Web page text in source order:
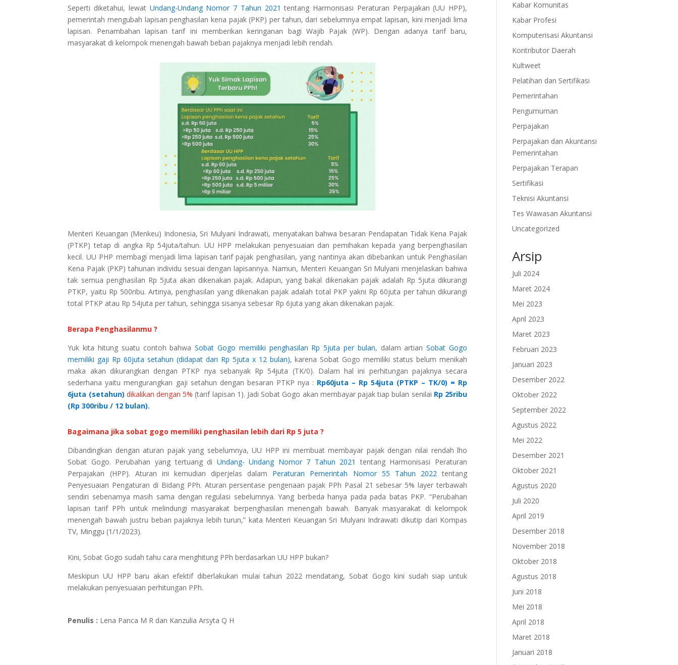
Seperti diketahui, lewat Undang-Undang Nomor 7 Tahun 2021 tentang Harmonisasi Peraturan Perpajakan (UU HPP),
pemerintah mengubah lapisan penghasilan kena pajak (PKP) per tahun, dari sebelumnya empat lapisan, kini menjadi lima
lapisan. Penambahan lapisan tarif ini memberikan keringanan bagi Wajib Pajak (WP). Dengan adanya tarif baru,
masyarakat di kelompok menengah bawah beban pajaknya menjadi lebih rendah.
Menteri Keuangan (Menkeu) Indonesia, Sri Mulyani Indrawati, menyatakan bahwa besaran Pendapatan Tidak Kena Pajak
(PTKP) tetap di angka Rp 54juta/tahun. UU HPP melakukan penyesuaian dan pemihakan kepada yang berpenghasilan
kecil. UU PHP membagi menjadi lima lapisan tarif pajak penghasilan, yang nantinya akan dibebankan untuk Penghasilan
Kena Pajak (PKP) tahunan individu sesuai dengan lapisannya. Namun, Menteri Keuangan Sri Mulyani menjelaskan bahwa
tak semua penghasilan Rp 5juta akan dikenakan pajak. Adapun, yang bakal dikenakan pajak adalah Rp 5juta dikurangi
PTKP, yaitu Rp 500ribu. Artinya, penghasilan yang dikenakan pajak adalah total PKP yakni Rp 60juta per tahun dikurangi
total PTKP atau Rp 54juta per tahun, sehingga sisanya sebesar Rp 6juta yang akan dikenakan pajak.
Berapa Penghasilanmu ?
Yuk kita hitung suatu contoh bahwaSobat Gogo memiliki penghasilan Rp 5juta per bulan, dalam artianSobat Gogo
memiliki gaji Rp 60juta setahun (didapat dari Rp 5juta x 12 bulan), karena Sobat Gogo memiliki status belum menikah
maka akan dikurangkan dengan PTKP nya sebanyak Rp 54juta (TK/0). Dalam hal ini perhitungan pajaknya secara
sederhana yaitu mengurangkan gaji setahun dengan besaran PTKP nya : Rp60juta – Rp 54juta (PTKP – TK/0) = Rp
6juta (setahun) dikalikan dengan 5% (tarif lapisan 1). Jadi Sobat Gogo akan membayar pajak tiap bulan senilai Rp 25ribu
(Rp 300ribu / 12 bulan).
Bagaimana jika sobat gogo memiliki penghasilan lebih dari Rp 5 juta ?
Dibandingkan dengan aturan pajak yang sebelumnya, UU HPP ini membuat membayar pajak dengan nilai rendah lho
Sobat Gogo. Perubahan yang tertuang di Undang- Undang Nomor 7 Tahun 2021 tentang Harmonisasi Peraturan
Perpajakan (HPP). Aturan ini kemudian diperjelas dalam Peraturan Pemerintah Nomor 55 Tahun 2022tentang
Penyesuaian Pengaturan di Bidang PPh. Aturan persentase pengenaan pajak PPh Pasal 21 sebesar 5% layer terbawah
sendiri sebenarnya masih sama dengan regulasi sebelumnya. Yang berbeda hanya pada pada batas PKP. “Perubahan
lapisan tarif PPh untuk melindungi masyarakat berpenghasilan menengah bawah. Banyak masyarakat di kelompok
menengah bawah justru beban pajaknya lebih turun,” kata Menteri Keuangan Sri Mulyani Indrawati dikutip dari Kompas
TV, Minggu (1/1/2023).
Kini, Sobat Gogo sudah tahu cara menghitung PPh berdasarkan UU HPP bukan?
Meskipun UU HPP baru akan efektif diberlakukan mulai tahun 2022 mendatang, Sobat Gogo kini sudah siap untuk
melakukan penyesuaian perhitungan PPh.
Penulis : Lena Panca M R dan Kanzulia Arsyta Q H
Kabar Komunitas
Kabar Profesi
Komputerisasi Akuntansi
Kontributor Daerah
Kultweet
Pelatihan dan Sertifikasi
Pemerintahan
Pengumuman
Perpajakan
Perpajakan dan Akuntansi
Pemerintahan
Perpajakan Terapan
Sertifikasi
Teknisi Akuntansi
Tes Wawasan Akuntansi
Uncategorized
Arsip
Juli 2024
Maret 2024
Mei 2023
April 2023
Maret 2023
Februari 2023
Januari 2023
Desember 2022
Oktober 2022
September 2022
Agustus 2022
Mei 2022
Desember 2021
Oktober 2021
Agustus 2020
Juli 2020
April 2019
Desember 2018
November 2018
Oktober 2018
Agustus 2018
Juni 2018
Mei 2018
April 2018
Maret 2018
Januari 2018